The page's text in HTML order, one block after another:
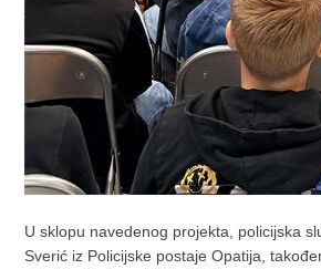
U sklopu navedenog projekta, policijska
Sverić iz Policijske postaje Opatija,